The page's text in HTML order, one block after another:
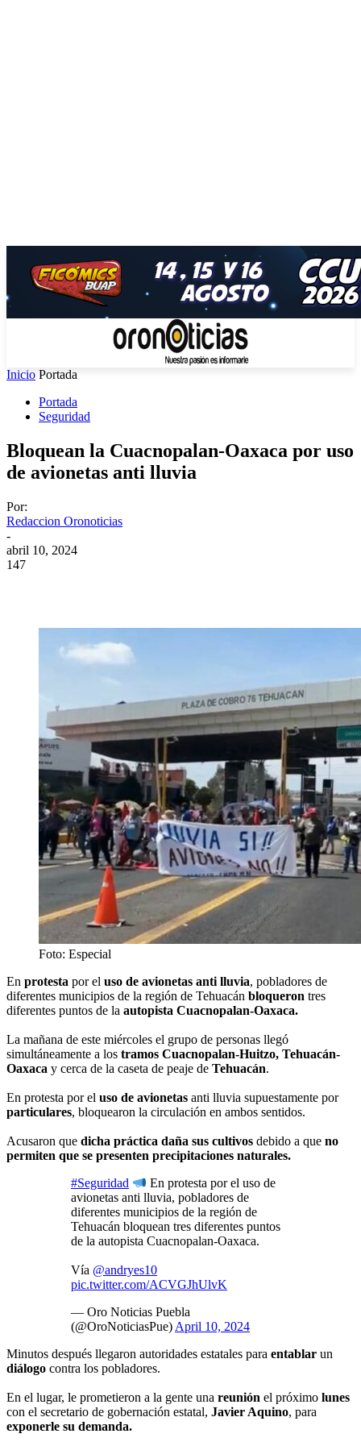
Inicio Portada
Portada
Seguridad
Bloquean la Cuacnopalan-Oaxaca por uso
de avionetas anti lluvia
Por:
Redaccion Oronoticias
-
abril 10, 2024
147
Foto: Especial
En protesta por el uso de avionetas anti lluvia, pobladores de
diferentes municipios de la región de Tehuacán bloqueron tres
diferentes puntos de la autopista Cuacnopalan-Oaxaca.
La mañana de este miércoles el grupo de personas llegó
simultáneamente a los tramos Cuacnopalan-Huitzo, Tehuacán-
Oaxaca y cerca de la caseta de peaje de Tehuacán.
En protesta por el uso de avionetas anti lluvia supuestamente por
particulares, bloquearon la circulación en ambos sentidos.
Acusaron que dicha práctica daña sus cultivos debido a que no
permiten que se presenten precipitaciones naturales.
#Seguridad
En protesta por el uso de
avionetas anti lluvia, pobladores de
diferentes municipios de la región de
Tehuacán bloquean tres diferentes puntos
de la autopista Cuacnopalan-Oaxaca.
Vía @andryes10
pic.twitter.com/ACVGJhUlvK
— Oro Noticias Puebla
(@OroNoticiasPue) April 10, 2024
Minutos después llegaron autoridades estatales para entablar un
diálogo contra los pobladores.
En el lugar, le prometieron a la gente una reunión el próximo lunes
con el secretario de gobernación estatal, Javier Aquino, para
exponerle su demanda.